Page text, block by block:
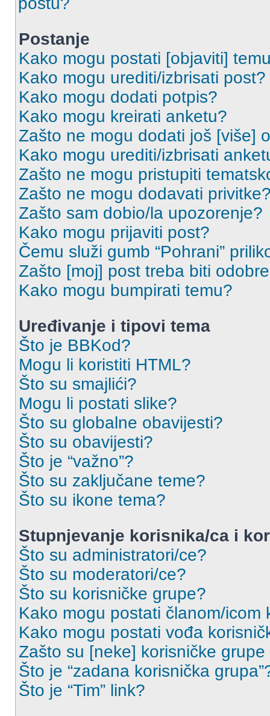
Postanje
Kako mogu postati [objaviti]
Kako mogu urediti/izbrisati post?
Kako mogu dodati potpis?
Kako mogu kreirati anketu?
Zašto ne mogu dodati još [više]
Kako mogu urediti/izbrisati
Zašto ne mogu pristupiti
Zašto ne mogu dodavati
Zašto sam dobio/la upozorenje?
Kako mogu prijaviti post?
Čemu služi gumb “Pohrani”
Zašto [moj] post treba biti
Kako mogu bumpirati temu?
Uređivanje i tipovi tema
Što je BBKod?
Mogu li koristiti HTML?
Što su smajlići?
Mogu li postati slike?
Što su globalne obavijesti?
Što su obavijesti?
Što je “važno”?
Što su zaključane teme?
Što su ikone tema?
Stupnjevanje korisnika/ca i
Što su administratori/ce?
Što su moderatori/ce?
Što su korisničke grupe?
Kako mogu postati članom/icom
Kako mogu postati vođa
Zašto su [neke] korisničke
Što je “zadana korisnička
Što je “Tim” link?